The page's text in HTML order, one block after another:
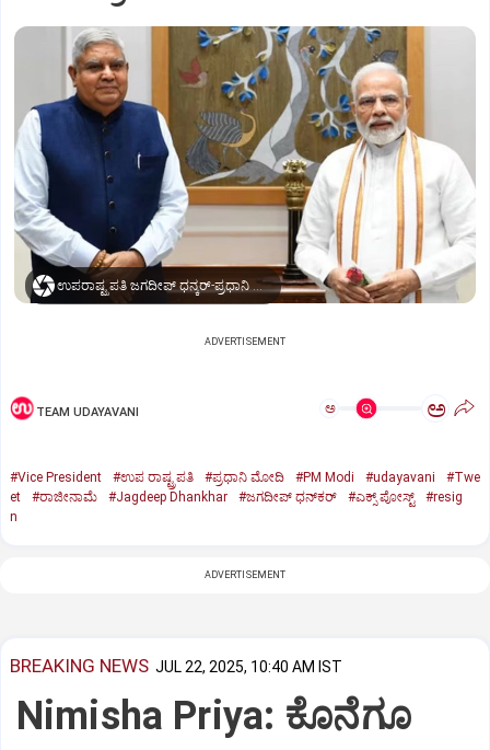
ಉಪರಾಷ್ಟ್ರಪತಿ ಜಗದೀಪ್‌ ಧನ್ಕರ್-ಪ್ರಧಾನಿ ಮೋದಿ
ADVERTISEMENT
TEAM UDAYAVANI ಅ ಅ
#Vice President #ಉಪ ರಾಷ್ಟ್ರಪತಿ #ಪ್ರಧಾನಿ ಮೋದಿ #PM Modi #udayavani
#Twe
et
#ರಾಜೀನಾಮೆ #Jagdeep Dhankhar #ಜಗದೀಪ್‌ ಧನ್‌ಕರ್‌ #ಎಕ್ಸ್‌ ಪೋಸ್ಟ್
#resig
n
ADVERTISEMENT
BREAKING NEWS JUL 22, 2025, 10:40 AM IST
Nimisha Priya: ಕೊನೆಗೂ